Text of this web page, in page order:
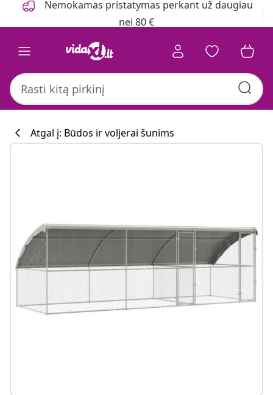
Nemokamas pristatymas perkant už daugiau
nei 80 €
Atgal į: Būdos ir voljerai šunims